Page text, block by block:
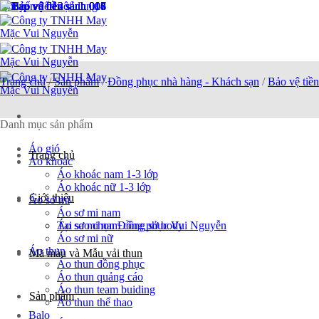
Chuyển đến nội dung
Trang chủ
Giới thiệu
Tại sao chọn Đồng phục Vui Nguyễn
Mã màu và Mẫu vải thun
Sản phẩm
Trang chủ / Sản phẩm / Đồng phục nhà hàng - Khách sạn / Bảo vệ
Danh mục sản phẩm
Áo gió
Áo khoác
Áo khoác nam 1-3 lớp
Áo khoác nữ 1-3 lớp
Áo sơ mi
Áo sơ mi nam
Áo sơ mi nam công sở body
Áo sơ mi nữ
Áo thun
Áo thun đồng phục
Áo thun quảng cáo
Áo thun team buiding
Áo thun thể thao
Balo